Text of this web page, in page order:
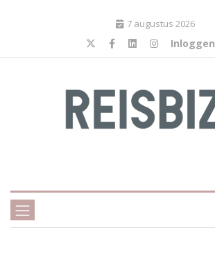
7 augustus 2026
Inloggen